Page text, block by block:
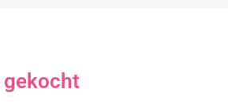
gekocht